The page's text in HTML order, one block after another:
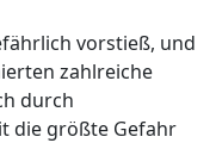
vorstieß, und
zahlreiche
durch
die größte Gefahr